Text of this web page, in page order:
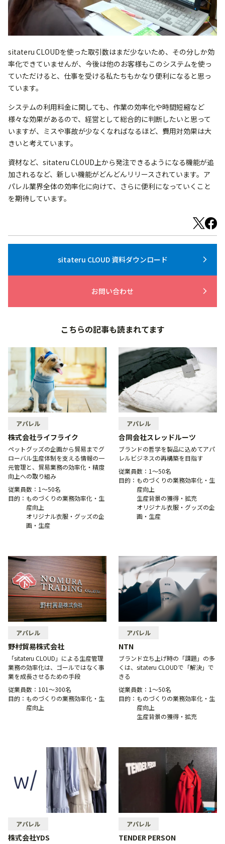
sitateru CLOUDを使った取引数はまだ少ないため、その分しか効
率化できていませんが、今後は他のお客様もこのシステムを使っ
ていただけると、仕事を受ける私たちもかなり便利になると思っ
ています。
システムの利用料金に関しても、作業の効率化や時間短縮など
様々な効果があるので、経営として総合的に判断したいと思って
いますが、ミスや事故が少なくなればなるほど、費用対効果は大
きいと考えています。
資材など、sitateru CLOUD上から発注できるようになる機能が追
加されるなど、新しい機能がどんどんリリースされています。ア
パレル業界全体の効率化に向けて、さらに便利になっていくこと
を期待しています。
sitateru CLOUD 資料ダウンロード arrow_forward_ios
お問い合わせ arrow_forward_ios
こちらの記事も読まれてます
アパレル
株式会社ライフライク
ペットグッズの企画から貿易までグ
ローバル生産体制を支える情報の一
元管理と、貿易業務の効率化・精度
向上への取り組み
従業員数： 1〜50名
目的： ものづくりの業務効率化・生
産向上
オリジナル衣服・グッズの企
画・生産
アパレル
合同会社スレッドルーツ
ブランドの哲学を製品に込めてアパ
レルビジネスの再構築を目指す
従業員数： 1〜50名
目的： ものづくりの業務効率化・生
産向上
生産背景の獲得・拡充
オリジナル衣服・グッズの企
画・生産
アパレル
野村貿易株式会社
「sitateru CLOUD」による生産管理
業務の効率化は、ゴールではなく事
業を成長させるための手段
従業員数： 101〜300名
目的： ものづくりの業務効率化・生
産向上
アパレル
NTN
ブランド立ち上げ時の「課題」の多
くは、sitateru CLOUDで「解決」で
きる
従業員数： 1〜50名
目的： ものづくりの業務効率化・生
産向上
生産背景の獲得・拡充
アパレル
株式会社YDS
アパレル
TENDER PERSON